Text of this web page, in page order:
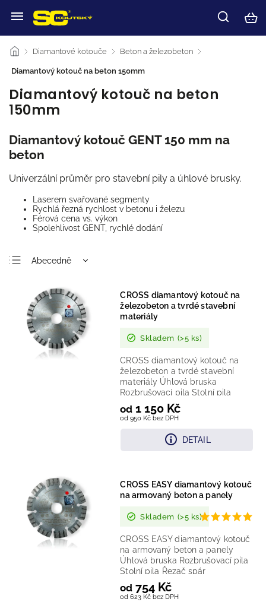
/ Diamantové kotouče / Beton a železobeton /
Diamantový kotouč na beton 150mm
Diamantový kotouč na beton
150mm
Diamantový kotouč GENT 150 mm na
beton
Univerzální průměr pro stavební pily a úhlové brusky.
Laserem svařované segmenty
Rychlá řezná rychlost v betonu i železu
Férová cena vs. výkon
Spolehlivost GENT, rychlé dodání
Abecedně
Nejdražší
Nejprodávanější
CROSS diamantový kotouč na
železobeton a tvrdé stavební
materiály
Skladem (>5 ks)
od 950 Kč bez DPH
od 1 150 Kč
DETAIL
CROSS diamantový kotouč na
železobeton a tvrdé stavební
materiály Úhlová bruska
Rozbrušovací pila Stolní pila
Řezač spár Technologie:...
CROSS EASY diamantový kotouč
na armovaný beton a panely
Skladem (>5 ks)
od 623 Kč bez DPH
od 754 Kč
CROSS EASY diamantový kotouč
na armovaný beton a panely
Úhlová bruska Rozbrušovací pila
Stolní pila Řezač spár
Technologie: laserem vařený...